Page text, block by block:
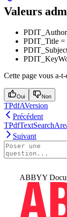
Valeurs
PDIT_Author
PDIT_Title =
Cette page vous a-
Oui Non
TPdfAVersion
Précédent
Suivant
ABBYY